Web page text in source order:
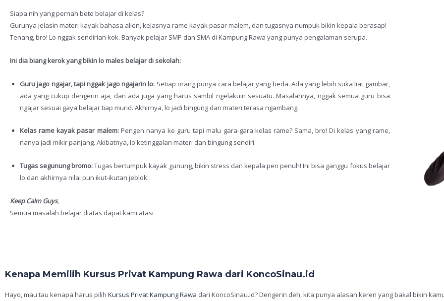
Siapa nih yang pernah bete belajar di kelas?
Gurunya jelasin materi kayak bahasa alien, kelasnya rame kayak pasar malem, dan tugasnya numpuk bikin kepala berasap!
Tenang, bro! Lo nggak sendirian kok. Banyak pelajar SMP dan SMA di Kampung Rawa yang punya pengalaman serupa.
Ini dia biang kerok yang bikin lo males belajar di sekolah:
Guru jago ngajar, tapi nggak jago ngajarin lo: Setiap orang punya cara belajar yang beda. Ada yang lebih suka liat gambar,
ada yang cukup dengerin aja, dan ada juga yang harus sambil ngelakuin sesuatu. Masalahnya, nggak semua guru bisa
ngajar sesuai gaya belajar tiap murid. Akhirnya, lo jadi bingung dan materi terasa ngambang.
Kelas rame kayak pasar malem:Pengen nanya ke guru tapi malu gara-gara kelas rame? Sama, bro! Di kelas yang rame,
nanya jadi mikir panjang. Akibatnya, lo ketinggalan materi dan bingung sendiri.
Tugas segunung bromo:Tugas bertumpuk kayak gunung, bikin stress dan kepala pen penuh! Ini bisa ganggu fokus belajar
lo dan akhirnya nilai pun ikut-ikutan jeblok.
Keep Calm Guys,
Semua masalah belajar diatas dapat kami atasi
Kenapa Memilih Kursus Privat Kampung Rawa dari KoncoSinau.id
Hayo, mau tau kenapa harus pilih Kursus Privat Kampung Rawa dari KoncoSinau.id? Dengerin deh, kita punya alasan keren yang bakal bikin